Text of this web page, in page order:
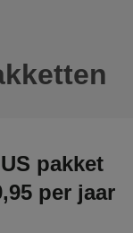
pakket
per jaar